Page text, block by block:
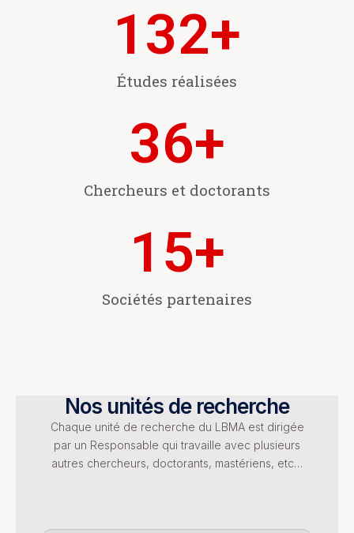
132+
Études réalisées
36+
Chercheurs et doctorants
15+
Sociétés partenaires
Nos unités de recherche
Chaque unité de recherche du LBMA est dirigée
par un Responsable qui travaille avec plusieurs
autres chercheurs, doctorants, mastériens, etc…